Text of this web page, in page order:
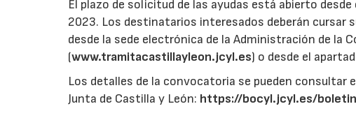
El plazo de solicitud de las ayudas está abierto
2023. Los destinatarios interesados deberán cursar
desde la sede electrónica de la Administración de la
(www.tramitacastillayleon.jcyl.es) o desde el
Los detalles de la convocatoria se pueden consultar
Junta de Castilla y León: https://bocyl.jcyl.es/